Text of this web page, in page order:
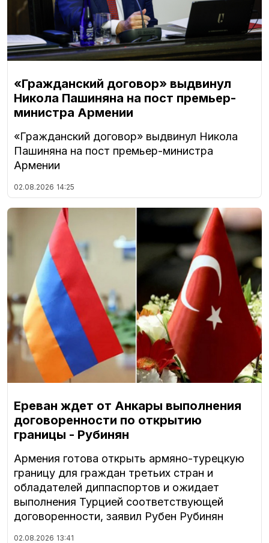
«Гражданский договор» выдвинул
Никола Пашиняна на пост премьер-
министра Армении
«Гражданский договор» выдвинул Никола
Пашиняна на пост премьер-министра
Армении
02.08.2026 14:25
Ереван ждет от Анкары выполнения
договоренности по открытию
границы - Рубинян
Армения готова открыть армяно-турецкую
границу для граждан третьих стран и
обладателей диппаспортов и ожидает
выполнения Турцией соответствующей
договоренности, заявил Рубен Рубинян
02.08.2026 13:41